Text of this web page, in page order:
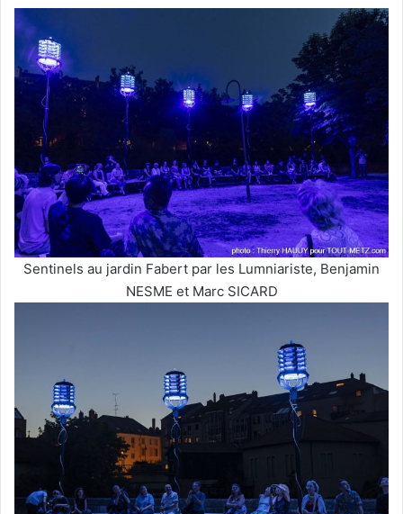
Sentinels au jardin Fabert par les Lumniariste, Benjamin
NESME et Marc SICARD